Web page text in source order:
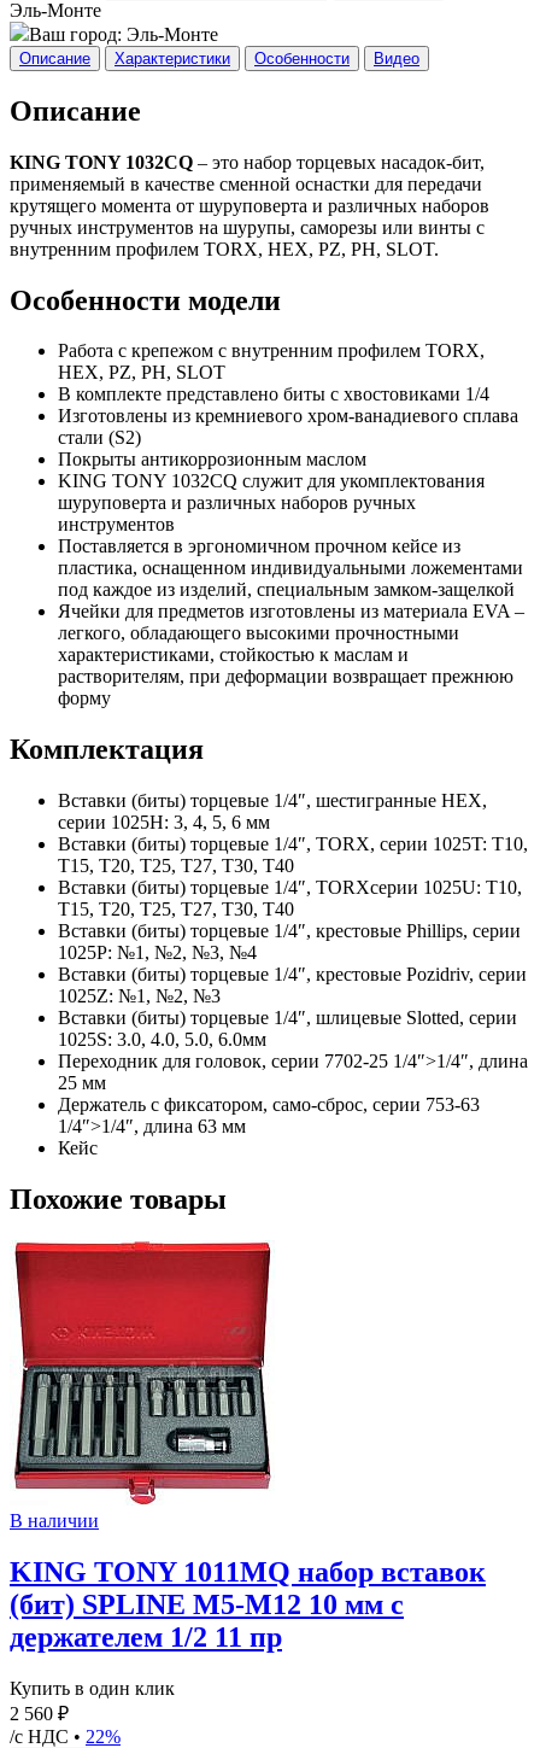
Эль-Монте
Ваш город: Эль-Монте
Описание Характеристики Особенности Видео
Описание
KING TONY 1032CQ – это набор торцевых насадок-бит,
применяемый в качестве сменной оснастки для передачи
крутящего момента от шуруповерта и различных наборов
ручных инструментов на шурупы, саморезы или винты с
внутренним профилем TORX, HEX, PZ, PH, SLOT.
Особенности модели
Работа с крепежом с внутренним профилем TORX,
HEX, PZ, PH, SLOT
В комплекте представлено биты с хвостовиками 1/4
Изготовлены из кремниевого хром-ванадиевого сплава
стали (S2)
Покрыты антикоррозионным маслом
KING TONY 1032CQ служит для укомплектования
шуруповерта и различных наборов ручных
инструментов
Поставляется в эргономичном прочном кейсе из
пластика, оснащенном индивидуальными ложементами
под каждое из изделий, специальным замком-защелкой
Ячейки для предметов изготовлены из материала EVA –
легкого, обладающего высокими прочностными
характеристиками, стойкостью к маслам и
растворителям, при деформации возвращает прежнюю
форму
Комплектация
Вставки (биты) торцевые 1/4″, шестигранные HEX,
серии 1025H: 3, 4, 5, 6 мм
Вставки (биты) торцевые 1/4″, TORX, серии 1025T: T10,
T15, T20, T25, T27, T30, T40
Вставки (биты) торцевые 1/4″, TORXсерии 1025U: T10,
T15, T20, T25, T27, T30, T40
Вставки (биты) торцевые 1/4″, крестовые Phillips, серии
1025P: №1, №2, №3, №4
Вставки (биты) торцевые 1/4″, крестовые Pozidriv, серии
1025Z: №1, №2, №3
Вставки (биты) торцевые 1/4″, шлицевые Slotted, серии
1025S: 3.0, 4.0, 5.0, 6.0мм
Переходник для головок, серии 7702-25 1/4″>1/4″, длина
25 мм
Держатель с фиксатором, само-сброс, серии 753-63
1/4″>1/4″, длина 63 мм
Кейс
Похожие товары
В наличии
KING TONY 1011MQ набор вставок
(бит) SPLINE М5-М12 10 мм с
держателем 1/2 11 пр
Купить в один клик
2 560 ₽
/с НДС • 22%